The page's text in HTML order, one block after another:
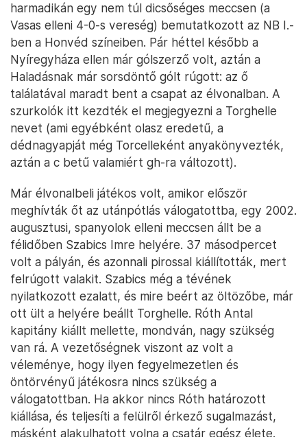
harmadikán egy nem túl dicsőséges meccsen (a
Vasas elleni 4-0-s vereség) bemutatkozott az NB I.-
ben a Honvéd színeiben. Pár héttel később a
Nyíregyháza ellen már gólszerző volt, aztán a
Haladásnak már sorsdöntő gólt rúgott: az ő
találatával maradt bent a csapat az élvonalban. A
szurkolók itt kezdték el megjegyezni a Torghelle
nevet (ami egyébként olasz eredetű, a
dédnagyapját még Torcelleként anyakönyvezték,
aztán a c betű valamiért gh-ra változott).
Már élvonalbeli játékos volt, amikor először
meghívták őt az utánpótlás válogatottba, egy 2002.
augusztusi, spanyolok elleni meccsen állt be a
félidőben Szabics Imre helyére. 37 másodpercet
volt a pályán, és azonnali pirossal kiállították, mert
felrúgott valakit. Szabics még a tévének
nyilatkozott ezalatt, és mire beért az öltözőbe, már
ott ült a helyére beállt Torghelle. Róth Antal
kapitány kiállt mellette, mondván, nagy szükség
van rá. A vezetőségnek viszont az volt a
véleménye, hogy ilyen fegyelmezetlen és
öntörvényű játékosra nincs szükség a
válogatottban. Ha akkor nincs Róth határozott
kiállása, és teljesíti a felülről érkező sugalmazást,
másként alakulhatott volna a csatár egész élete.